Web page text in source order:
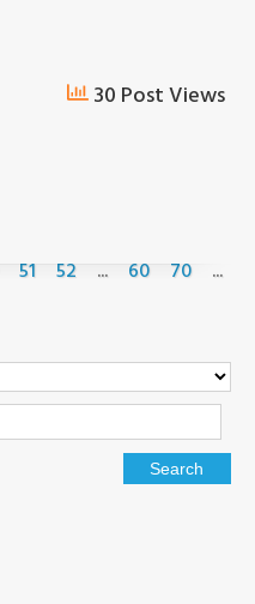
30 Post Views
51 52 ... 60 70 ...